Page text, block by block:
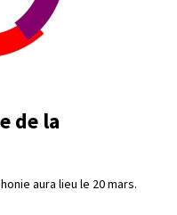
de la
aura lieu le 20 mars.